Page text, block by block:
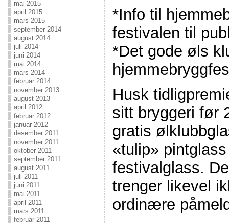
mai 2015
april 2015
mars 2015
september 2014
august 2014
juli 2014
juni 2014
mai 2014
mars 2014
februar 2014
november 2013
august 2013
april 2012
februar 2012
januar 2012
desember 2011
november 2011
oktober 2011
september 2011
august 2011
juli 2011
juni 2011
mai 2011
april 2011
mars 2011
februar 2011
*Info til
festivalen til
*Det gode øls
Husk
sitt bryggeri før
gratis
«tulip»
festivalglass.
trenger likevel
ordinære